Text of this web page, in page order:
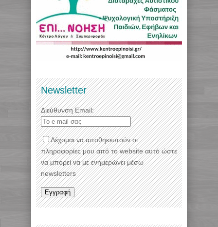
Newsletter
Διεύθυνση Email:
Δέχομαι να αποθηκευτούν οι
πληροφορίες μου από το website αυτό ώστε
να μπορεί να με ενημερώνει μέσω
newsletters